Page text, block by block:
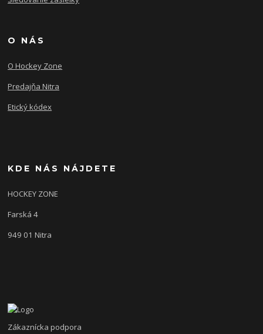
O NÁS
O Hockey Zone
Predajňa Nitra
Etický kódex
KDE NÁS NÁJDETE
HOCKEY ZONE
Farská 4
949 01 Nitra
Zákaznícka podpora